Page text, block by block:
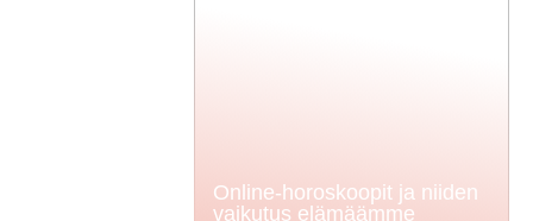
Online-horoskoopit ja niiden
vaikutus elämäämme